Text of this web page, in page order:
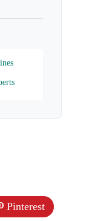
Pinterest